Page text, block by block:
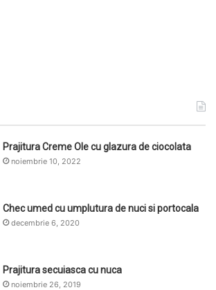
Prajitura Creme Ole cu glazura de ciocolata
noiembrie 10, 2022
Chec umed cu umplutura de nuci si portocala
decembrie 6, 2020
Prajitura secuiasca cu nuca
noiembrie 26, 2019